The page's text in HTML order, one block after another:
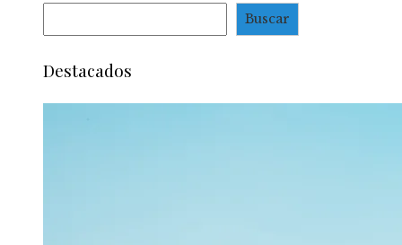
Buscar
Destacados